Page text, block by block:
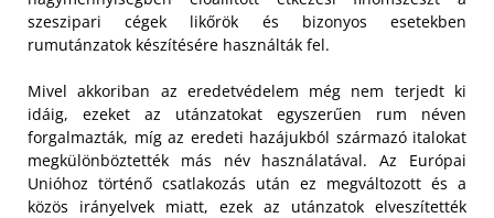
szeszipari cégek likőrök és bizonyos esetekben
rumutánzatok készítésére használták fel.
Mivel akkoriban az eredetvédelem még nem terjedt ki
idáig, ezeket az utánzatokat egyszerűen rum néven
forgalmazták, míg az eredeti hazájukból származó italokat
megkülönböztették más név használatával. Az Európai
Unióhoz történő csatlakozás után ez megváltozott és a
közös irányelvek miatt, ezek az utánzatok elveszítették